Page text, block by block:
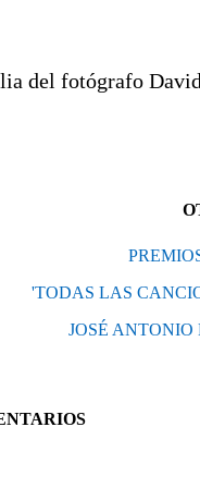
del fotógrafo
'TODAS LAS
JOSÉ